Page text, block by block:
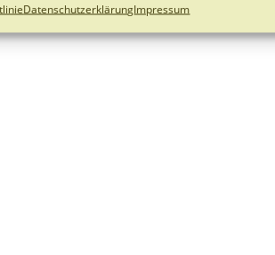
DatenschutzerklärungImpressum